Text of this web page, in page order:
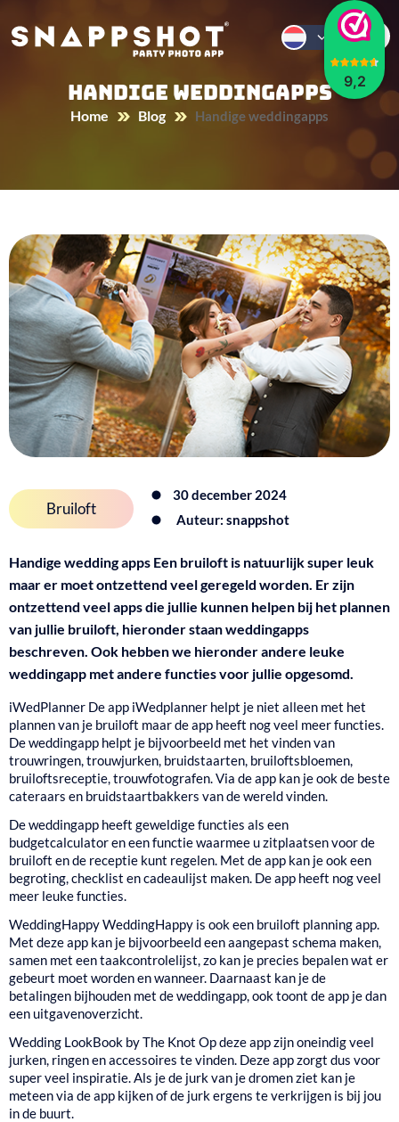
9,2
Handige weddingapps
Home Blog Handige weddingapps
Bruiloft
30 december 2024
Auteur: snappshot
Handige wedding apps Een bruiloft is natuurlijk super leuk
maar er moet ontzettend veel geregeld worden. Er zijn
ontzettend veel apps die jullie kunnen helpen bij het plannen
van jullie bruiloft, hieronder staan weddingapps
beschreven. Ook hebben we hieronder andere leuke
weddingapp met andere functies voor jullie opgesomd.
iWedPlanner De app iWedplanner helpt je niet alleen met het
plannen van je bruiloft maar de app heeft nog veel meer functies.
De weddingapp helpt je bijvoorbeeld met het vinden van
trouwringen, trouwjurken, bruidstaarten, bruiloftsbloemen,
bruiloftsreceptie, trouwfotografen. Via de app kan je ook de beste
cateraars en bruidstaartbakkers van de wereld vinden.
De weddingapp heeft geweldige functies als een
budgetcalculator en een functie waarmee u zitplaatsen voor de
bruiloft en de receptie kunt regelen. Met de app kan je ook een
begroting, checklist en cadeaulijst maken. De app heeft nog veel
meer leuke functies.
WeddingHappyWeddingHappy is ook een bruiloft planning app.
Met deze app kan je bijvoorbeeld een aangepast schema maken,
samen met een taakcontrolelijst, zo kan je precies bepalen wat er
gebeurt moet worden en wanneer. Daarnaast kan je de
betalingen bijhouden met de weddingapp, ook toont de app je dan
een uitgavenoverzicht.
Wedding LookBook by The Knot Op deze app zijn oneindig veel
jurken, ringen en accessoires te vinden. Deze app zorgt dus voor
super veel inspiratie. Als je de jurk van je dromen ziet kan je
meteen via de app kijken of de jurk ergens te verkrijgen is bij jou
in de buurt.